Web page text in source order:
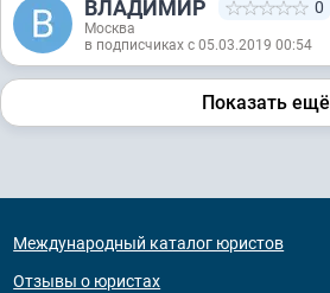
ВЛАДИМИР 0
Москва
в подписчиках с 05.03.2019 00:54
Показать ещё
Международный каталог юристов
Отзывы о юристах